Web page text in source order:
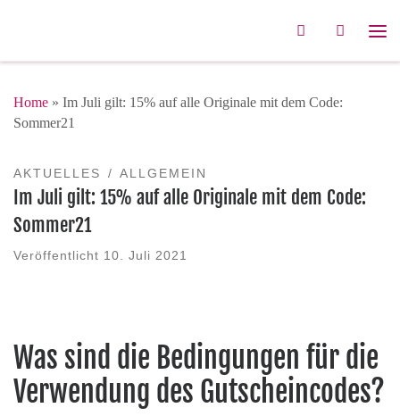
Search
Home » Im Juli gilt: 15% auf alle Originale mit dem Code:
Sommer21
AKTUELLES ALLGEMEIN
Im Juli gilt: 15% auf alle Originale mit dem Code:
Sommer21
Veröffentlicht 10. Juli 2021
Was sind die Bedingungen für die
Verwendung des Gutscheincodes?